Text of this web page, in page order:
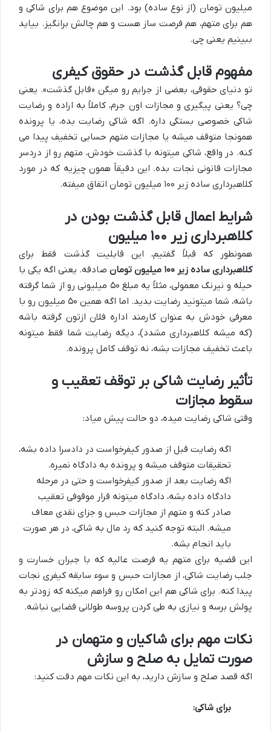
میلیون تومان (از نوع ساده) بود. این موضوع هم برای شاکی و
هم برای متهم، هم فرصت ساز هست و هم چالش برانگیز. بیاید
ببینیم یعنی چی.
مفهوم قابل گذشت در حقوق کیفری
تو دنیای حقوقی، بعضی از جرایم رو میگن «قابل گذشت». یعنی
چی؟ یعنی پیگیری و مجازات اون جرم، کاملاً به اراده و رضایت
شاکی خصوصی بستگی داره. اگه شاکی رضایت بده، یا پرونده
همونجا متوقف میشه یا مجازات متهم حسابی تخفیف پیدا می
کنه. در واقع، شاکی میتونه با گذشت خودش، متهم رو از دردسر
مجازات قانونی نجات بده. این دقیقاً همون چیزیه که در مورد
کلاهبرداری ساده زیر ۱۰۰ میلیون تومان اتفاق میفته.
شرایط اعمال قابل گذشت بودن در
کلاهبرداری زیر ۱۰۰ میلیون
همونطور که قبلاً گفتیم، این قابلیت گذشت فقط برای
کلاهبرداری ساده زیر ۱۰۰ میلیون تومان
صادقه. یعنی اگه یکی با
حیله و نیرنگ معمولی، مثلاً یه مبلغ ۵۰ میلیونی رو از شما گرفته
باشه، شما میتونید رضایت بدید. اما اگه همین ۵۰ میلیون رو با
معرفی خودش به عنوان کارمند اداره فلان ازتون گرفته باشه
(که میشه کلاهبرداری مشدد)، دیگه رضایت شما فقط میتونه
باعث تخفیف مجازات بشه، نه توقف کامل پرونده.
تأثیر رضایت شاکی بر توقف تعقیب و
سقوط مجازات
وقتی شاکی رضایت میده، دو حالت پیش میاد:
اگه رضایت قبل از صدور کیفرخواست در دادسرا داده بشه،
تحقیقات متوقف میشه و پرونده به دادگاه نمیره.
اگه رضایت بعد از صدور کیفرخواست و حتی در مرحله
دادگاه داده بشه، دادگاه میتونه قرار موقوفی تعقیب
صادر کنه و متهم از مجازات حبس و جزای نقدی معاف
میشه. البته توجه کنید که رد مال به شاکی، در هر صورت
باید انجام بشه.
این قضیه برای متهم یه فرصت عالیه که با جبران خسارت و
جلب رضایت شاکی، از مجازات حبس و سوء سابقه کیفری نجات
پیدا کنه. برای شاکی هم این امکان رو فراهم میکنه که زودتر به
پولش برسه و نیازی به طی کردن پروسه طولانی قضایی نباشه.
نکات مهم برای شاکیان و متهمان در
صورت تمایل به صلح و سازش
اگه قصد صلح و سازش دارید، به این نکات مهم دقت کنید:
برای شاکی: